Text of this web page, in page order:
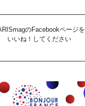
のFacebookページを
いいね！してください